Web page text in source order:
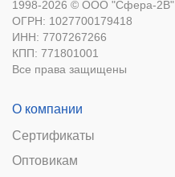
1998-2026 © ООО "Сфера-2В"
ОГРН: 1027700179418
ИНН: 7707267266
КПП: 771801001
Все права защищены
О компании
Сертификаты
Оптовикам